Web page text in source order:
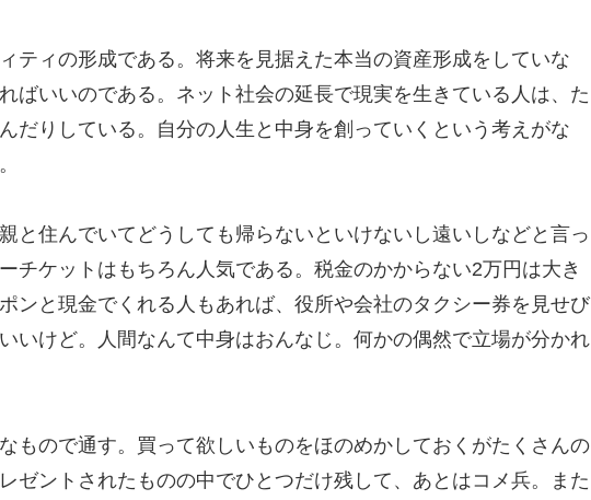
ティの形成である。将来を見据えた本当の資産形成をしていな
ばいいのである。ネット社会の延長で現実を生きている人は、た
だりしている。自分の人生と中身を創っていくという考えがな
と住んでいてどうしても帰らないといけないし遠いしなどと言っ
チケットはもちろん人気である。税金のかからない2万円は大き
ンと現金でくれる人もあれば、役所や会社のタクシー券を見せび
いけど。人間なんて中身はおんなじ。何かの偶然で立場が分かれ
もので通す。買って欲しいものをほのめかしておくがたくさんの
ゼントされたものの中でひとつだけ残して、あとはコメ兵。また